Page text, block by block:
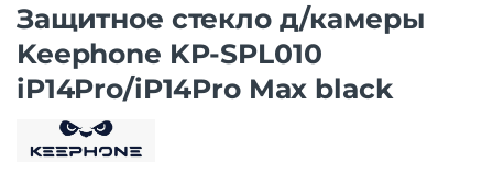
Защитнoe cтекло д/камеры
Keephone KP-SPL010
iP14Pro/iP14Pro Max black